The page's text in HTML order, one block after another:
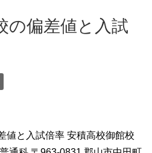
の偏差値と入試
値と入試倍率 安積高校御館校